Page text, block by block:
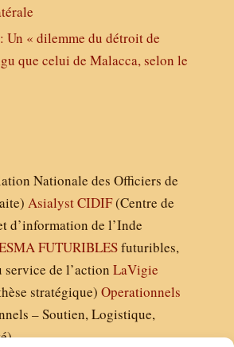
Un « dilemme du détroit de
que celui de Malacca, selon le
Nationale des Officiers de
AsialystCIDIF(Centre de
d’information de l’Inde
FUTURIBLESfuturibles,
de l’action LaVigie
stratégique) Operationnels
– Soutien, Logistique,